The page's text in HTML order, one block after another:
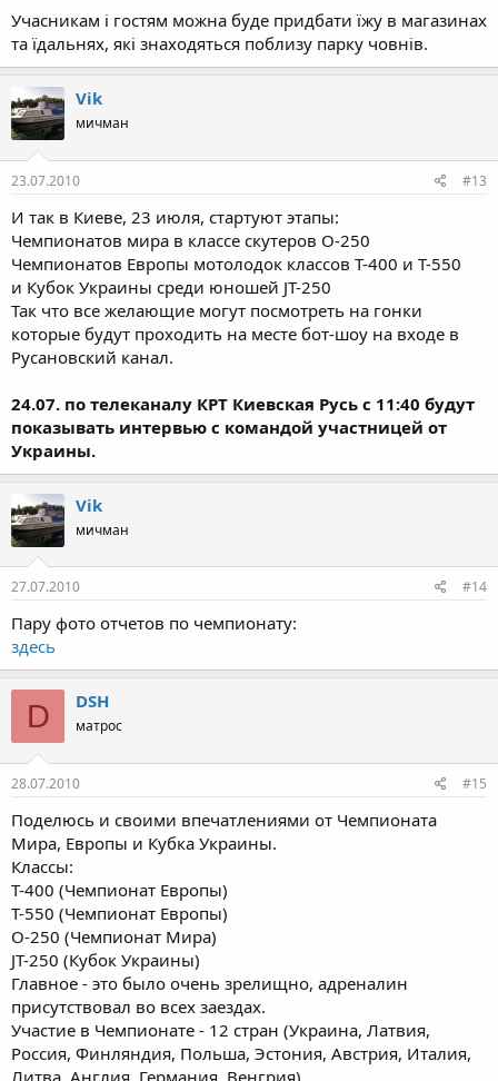
Учасникам і гостям можна буде придбати їжу в магазинах
та їдальнях, які знаходяться поблизу парку човнів.
Vik
мичман
23.07.2010 #13
И так в Киеве, 23 июля, стартуют этапы:
Чемпионатов мира в классе скутеров О-250
Чемпионатов Европы мотолодок классов T-400 и T-550
и Кубок Украины среди юношей JT-250
Так что все желающие могут посмотреть на гонки
которые будут проходить на месте бот-шоу на входе в
Русановский канал.
24.07. по телеканалу КРТ Киевская Русь с 11:40 будут
показывать интервью с командой участницей от
Украины.
Vik
мичман
27.07.2010 #14
Пару фото отчетов по чемпионату:
здесь
D DSH
матрос
28.07.2010 #15
Поделюсь и своими впечатлениями от Чемпионата
Мира, Европы и Кубка Украины.
Классы:
Т-400 (Чемпионат Европы)
Т-550 (Чемпионат Европы)
О-250 (Чемпионат Мира)
JT-250 (Кубок Украины)
Главное - это было очень зрелищно, адреналин
присутствовал во всех заездах.
Участие в Чемпионате - 12 стран (Украина, Латвия,
Россия, Финляндия, Польша, Эстония, Австрия, Италия,
Литва, Англия, Германия, Венгрия).